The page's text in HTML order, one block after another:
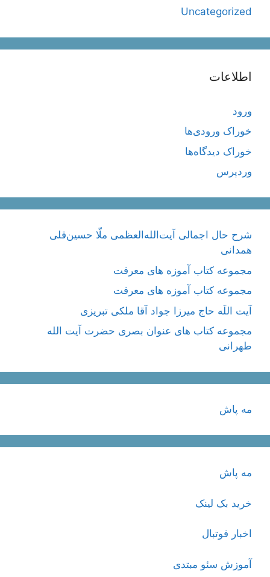
Uncategorized
اطلاعات
ورود
خوراک ورودی‌ها
خوراک دیدگاه‌ها
وردپرس
شرح حال اجمالی آیت‌الله‌العظمی ملّا حسین‌قلی
همدانی
مجموعه کتاب آموزه های معرفت
مجموعه کتاب آموزه های معرفت
آیت اللَه حاج میرزا جواد آقا ملکی تبریزی
مجموعه کتاب های عنوان بصری حضرت آیت الله
طهرانی
مه پاش
مه پاش
خرید بک لینک
اخبار فوتبال
آموزش سئو مبتدی